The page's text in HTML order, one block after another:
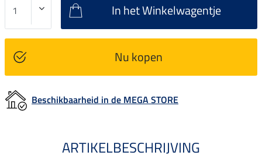
In het Winkelwagentje
Nu kopen
Beschikbaarheid in de MEGA STORE
ARTIKELBESCHRIJVING